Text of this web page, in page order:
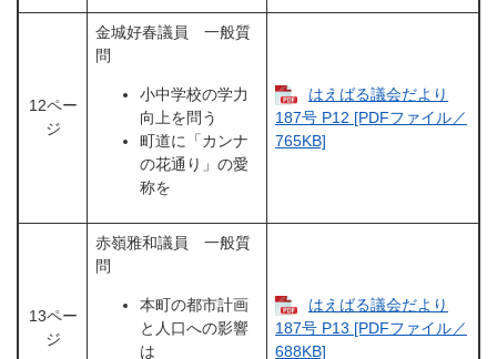
12ペー
ジ
金城好春議員 一般質
問
小中学校の学力
向上を問う
町道に「カンナ
の花通り」の愛
称を
はえばる議会だより
187号 P12 [PDFファイル／
765KB]
13ペー
ジ
赤嶺雅和議員 一般質
問
本町の都市計画
と人口への影響
は
はえばる議会だより
187号 P13 [PDFファイル／
688KB]